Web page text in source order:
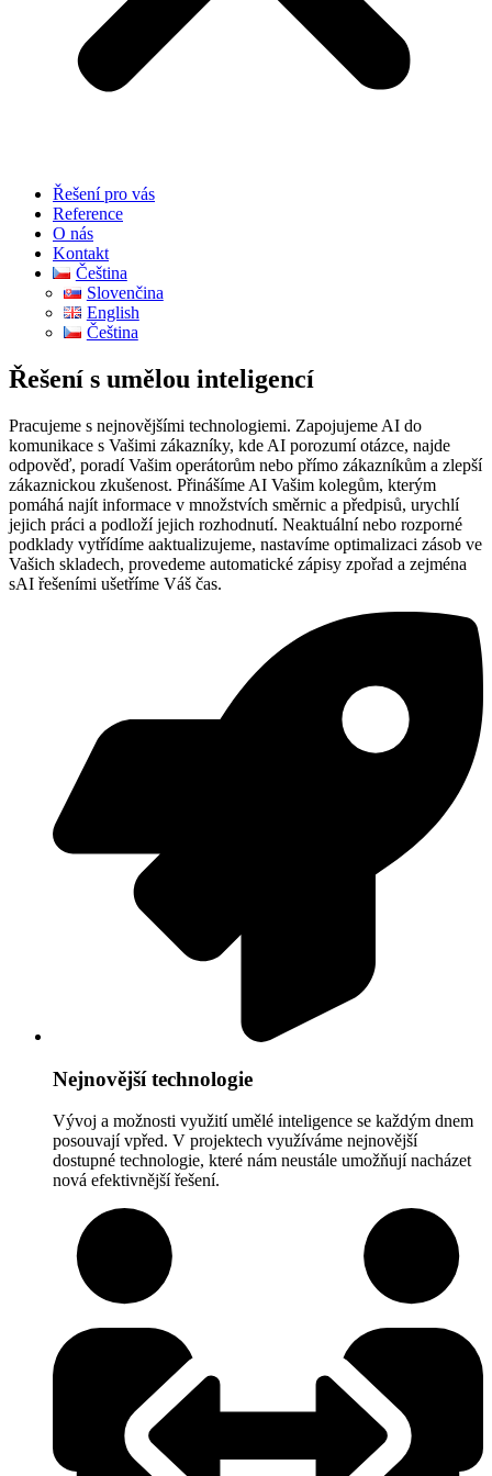
Řešení pro vás
Reference
O nás
Kontakt
Čeština
Slovenčina
English
Čeština
Řešení s umělou inteligencí
Pracujeme s nejnovějšími technologiemi. Zapojujeme AI do
komunikace s Vašimi zákazníky, kde AI porozumí otázce, najde
odpověď, poradí Vašim operátorům nebo přímo zákazníkům a zlepší
zákaznickou zkušenost. Přinášíme AI Vašim kolegům, kterým
pomáhá najít informace v množstvích směrnic a předpisů, urychlí
jejich práci a podloží jejich rozhodnutí. Neaktuální nebo rozporné
podklady vytřídíme aaktualizujeme, nastavíme optimalizaci zásob ve
Vašich skladech, provedeme automatické zápisy zpořad a zejména
sAI řešeními ušetříme Váš čas.
Nejnovější technologie
Vývoj a možnosti využití umělé inteligence se každým dnem
posouvají vpřed. V projektech využíváme nejnovější
dostupné technologie, které nám neustále umožňují nacházet
nová efektivnější řešení.